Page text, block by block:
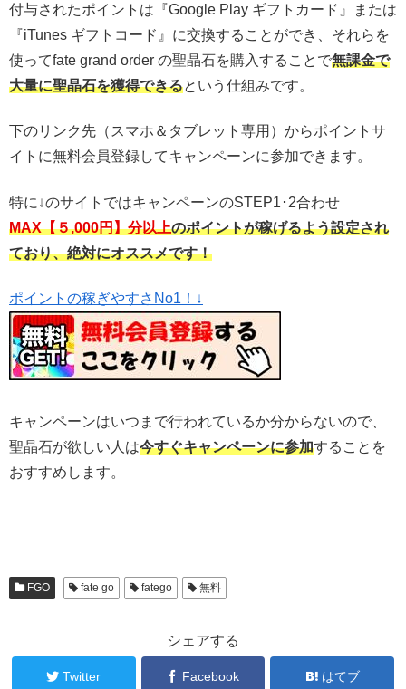
付与されたポイントは『Google Play ギフトカード』または
『iTunes ギフトコード』に交換することができ、それらを
使ってfate grand order の聖晶石を購入することで無課金で
大量に聖晶石を獲得できるという仕組みです。
下のリンク先（スマホ＆タブレット専用）からポイントサ
イトに無料会員登録してキャンペーンに参加できます。
特に↓のサイトではキャンペーンのSTEP1･2合わせ
MAX【５,000円】分以上のポイントが稼げるよう設定され
ており、絶対にオススメです！
ポイントの稼ぎやすさNo1！↓
キャンペーンはいつまで行われているか分からないので、
聖晶石が欲しい人は今すぐキャンペーンに参加することを
おすすめします。
FGO fate go fatego 無料
シェアする
Twitter Facebook はてブ